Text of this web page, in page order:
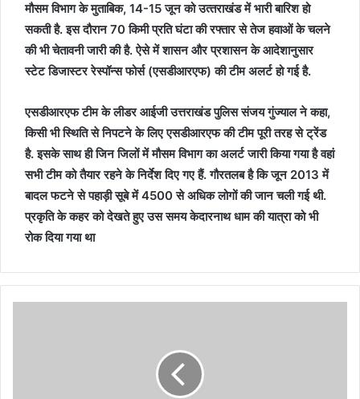
मौसम विभाग के मुताबिक, 14-15 जून को उत्‍तराखंड में भारी बारिश हो
सकती है. इस दौरान 70 किमी प्रति घंटा की रफ्तार से तेज हवाओं के चलने
की भी चेतावनी जारी की है. ऐसे में शासन और प्रशासन के आदेशानुसार
स्टेट डिजास्टर रेस्पॉन्स फोर्स (एसडीआरएफ) की टीम अलर्ट हो गई है.
एसडीआरएफ टीम के लीडर आईजी उत्तराखंड पुलिस संजय गुंज्याल ने कहा,
किसी भी स्‍थ‍िति से निपटने के लिए एसडीआरएफ की टीम पूरी तरह से ट्रेंड
है. इसके साथ ही जिन जिलों में मौसम विभाग का अलर्ट जारी किया गया है वहां
सभी टीम को तैयार रहने के निर्देश दिए गए हैं. गौरतलब है कि जून 2013 में
बादल फटने से पहाड़ी सूबे में 4500 से अधिक लोगों की जान चली गई थी.
प्रकृति के कहर को देखते हुए उस समय केदारनाथ धाम की यात्रा को भी
रोक दिया गया था